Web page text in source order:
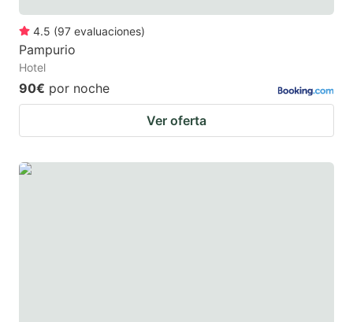
4.5 (97 evaluaciones)
Pampurio
Hotel
90€ por noche
Ver oferta